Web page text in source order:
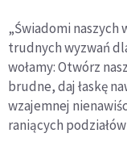
„Świadomi naszych
trudnych wyzwań
wołamy: Otwórz
brudne, daj łaskę
wzajemnej
raniących